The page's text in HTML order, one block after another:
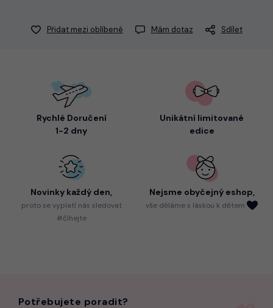
Přidat mezi oblíbené Mám dotaz Sdílet
Rychlé Doručení
1-2 dny
Unikátní limitované
edice
Novinky každý den,
protose vyplatí nás sledovat
#číhejte
Nejsme obyčejný eshop,
vše děláme s láskou k dětem
Potřebujete poradit?